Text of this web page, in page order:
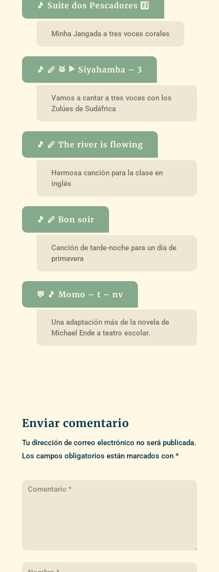
🎵 Suite dos Pescadores 3️⃣
Minha Jangada a tres voces corales
🎵 🪈 🥁 ▶️ Siyahamba – 3
Vamos a cantar a tres voces con los
Zulúes de Sudáfrica
🎵 🪈 The river is flowing
Hermosa canción para la clase en
inglés
🎵 🪈 Bon soir
Canción de tarde-noche para un día de
primavera
💬 🎵 Momo – t – nv
Una adaptación más de la novela de
Michael Ende a teatro escolar.
Enviar comentario
Tu dirección de correo electrónico no será publicada.
Los campos obligatorios están marcados con *